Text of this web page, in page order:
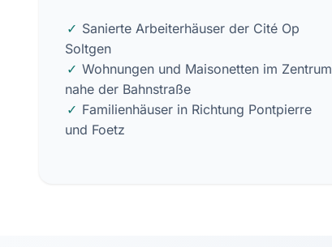
Sanierte Arbeiterhäuser der Cité Op
Soltgen
Wohnungen und Maisonetten im Zentrum
nahe der Bahnstraße
Familienhäuser in Richtung Pontpierre
und Foetz